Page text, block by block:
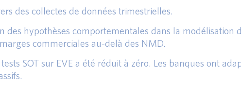
des collectes de données trimestrielles.
hypothèses comportementales dans la modélisation
commerciales au-delà des NMD.
SOT sur EVE a été réduit à zéro. Les banques ont